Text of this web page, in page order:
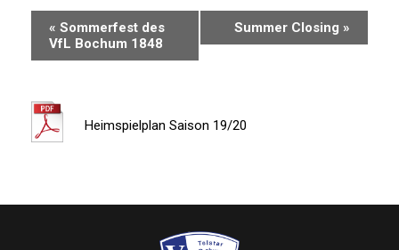
« Sommerfest des
VfL Bochum 1848
Summer Closing »
Heimspielplan Saison 19/20